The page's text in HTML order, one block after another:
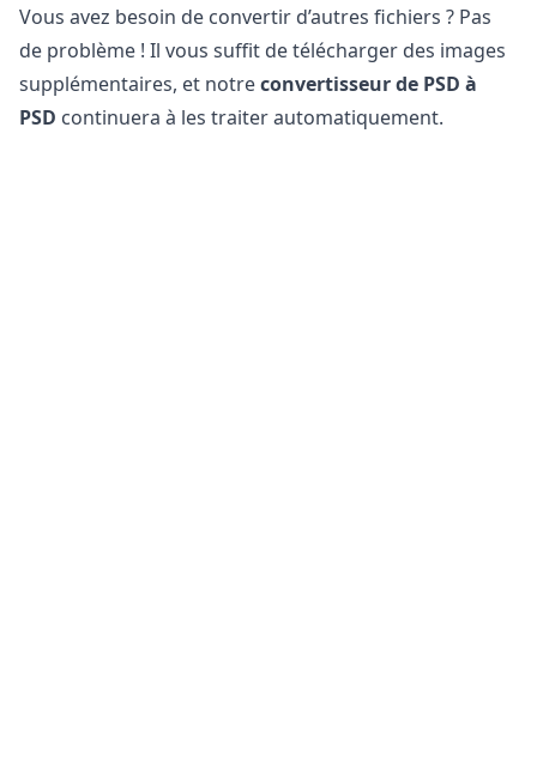
Vous avez besoin de convertir d’autres fichiers ? Pas
de problème ! Il vous suffit de télécharger des images
supplémentaires, et notreconvertisseur de PSD à
PSD continuera à les traiter automatiquement.